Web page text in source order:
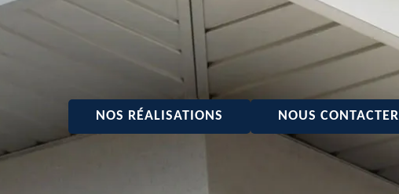
NOS RÉALISATIONS NOUS CONTACTER